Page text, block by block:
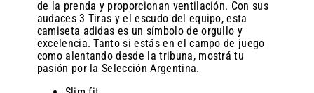
de la prenda y proporcionan ventilación. Con sus
audaces 3 Tiras y el escudo del equipo, esta
camiseta adidas es un símbolo de orgullo y
excelencia. Tanto si estás en el campo de juego
como alentando desde la tribuna, mostrá tu
pasión por la Selección Argentina.